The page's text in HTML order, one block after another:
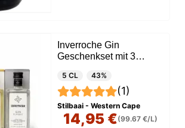
Inverroche Gin
Geschenkset mit 3
5 CL 43%
(1)
Stilbaai - Western Cape
14,95 €(99.67 €/L)